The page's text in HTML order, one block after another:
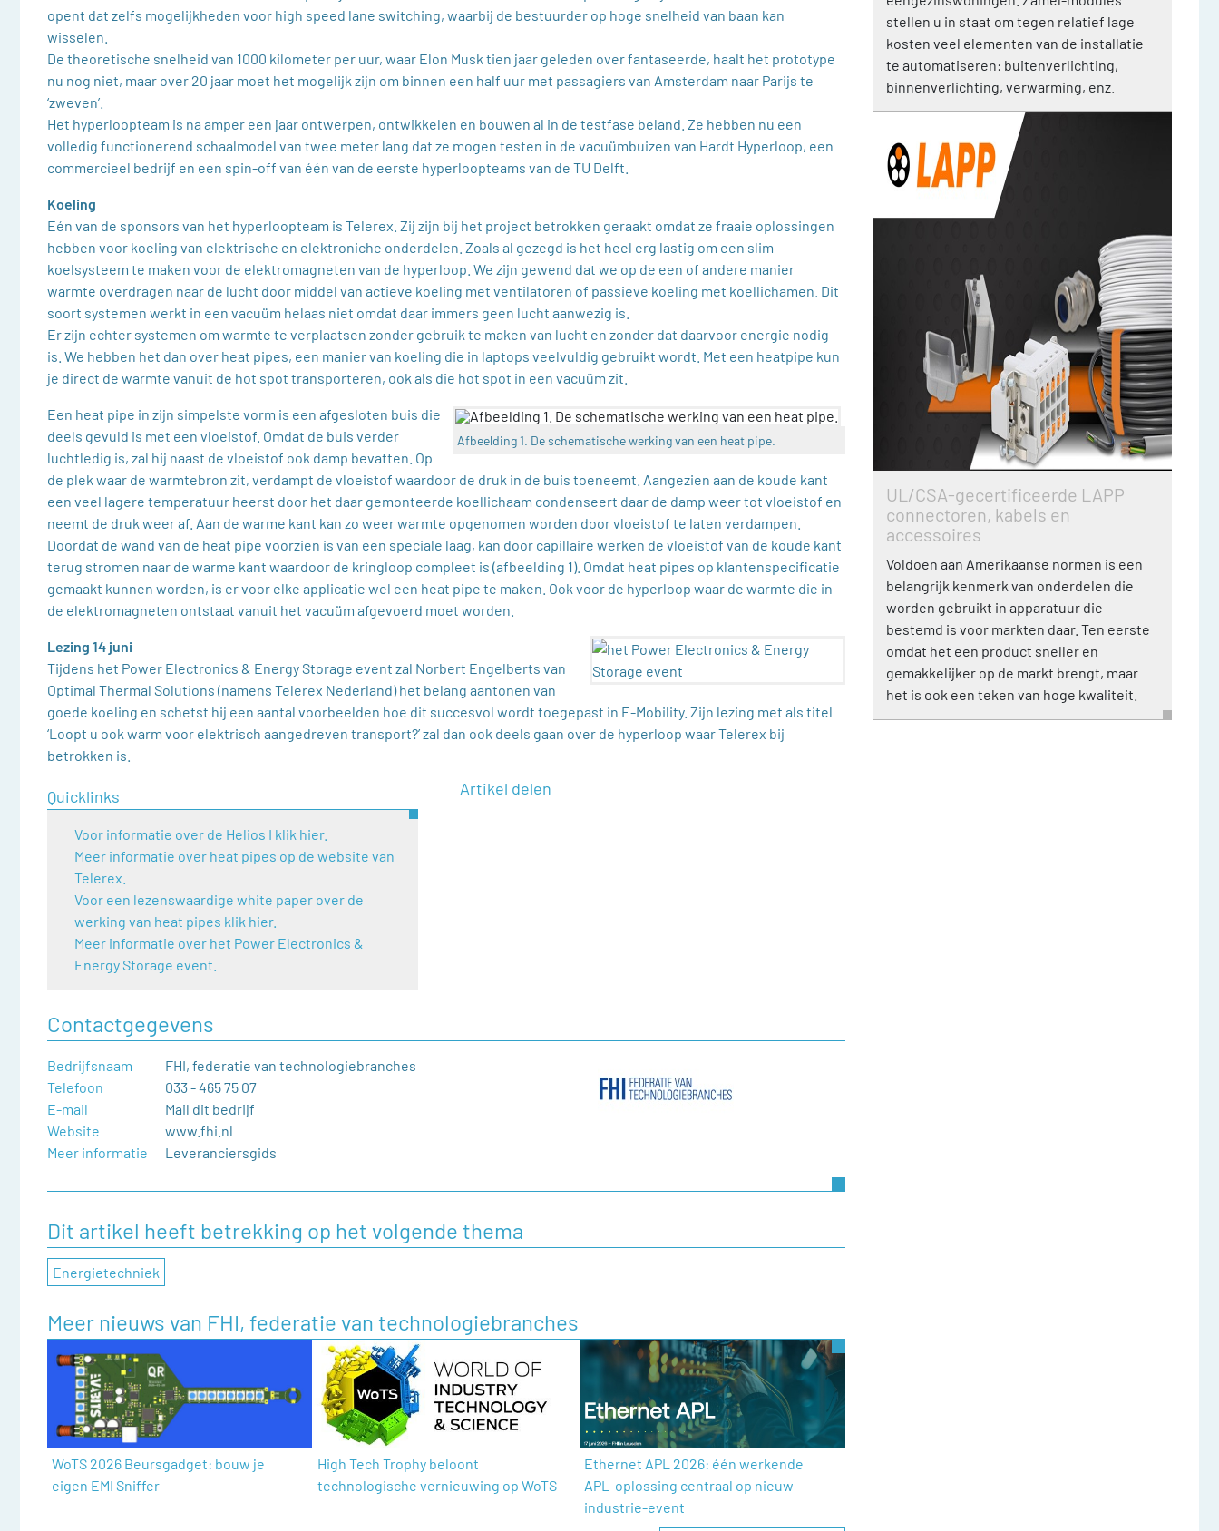
opent dat zelfs mogelijkheden voor high speed lane switching, waarbij de bestuurder op hoge snelheid van baan kan
wisselen.
De theoretische snelheid van 1000 kilometer per uur, waar Elon Musk tien jaar geleden over fantaseerde, haalt het prototype
nu nog niet, maar over 20 jaar moet het mogelijk zijn om binnen een half uur met passagiers van Amsterdam naar Parijs te
‘zweven’.
Het hyperloopteam is na amper een jaar ontwerpen, ontwikkelen en bouwen al in de testfase beland. Ze hebben nu een
volledig functionerend schaalmodel van twee meter lang dat ze mogen testen in de vacuümbuizen van Hardt Hyperloop, een
commercieel bedrijf en een spin-off van één van de eerste hyperloopteams van de TU Delft.
Koeling
Eén van de sponsors van het hyperloopteam is Telerex. Zij zijn bij het project betrokken geraakt omdat ze fraaie oplossingen
hebben voor koeling van elektrische en elektroniche onderdelen. Zoals al gezegd is het heel erg lastig om een slim
koelsysteem te maken voor de elektromagneten van de hyperloop. We zijn gewend dat we op de een of andere manier
warmte overdragen naar de lucht door middel van actieve koeling met ventilatoren of passieve koeling met koellichamen. Dit
soort systemen werkt in een vacuüm helaas niet omdat daar immers geen lucht aanwezig is.
Er zijn echter systemen om warmte te verplaatsen zonder gebruik te maken van lucht en zonder dat daarvoor energie nodig
is. We hebben het dan over heat pipes, een manier van koeling die in laptops veelvuldig gebruikt wordt. Met een heatpipe kun
je direct de warmte vanuit de hot spot transporteren, ook als die hot spot in een vacuüm zit.
Afbeelding 1. De schematische werking van een heat pipe.
Een heat pipe in zijn simpelste vorm is een afgesloten buis die
deels gevuld is met een vloeistof. Omdat de buis verder
luchtledig is, zal hij naast de vloeistof ook damp bevatten. Op
de plek waar de warmtebron zit, verdampt de vloeistof waardoor de druk in de buis toeneemt. Aangezien aan de koude kant
een veel lagere temperatuur heerst door het daar gemonteerde koellichaam condenseert daar de damp weer tot vloeistof en
neemt de druk weer af. Aan de warme kant kan zo weer warmte opgenomen worden door vloeistof te laten verdampen.
Doordat de wand van de heat pipe voorzien is van een speciale laag, kan door capillaire werken de vloeistof van de koude kant
terug stromen naar de warme kant waardoor de kringloop compleet is (afbeelding 1). Omdat heat pipes op klantenspecificatie
gemaakt kunnen worden, is er voor elke applicatie wel een heat pipe te maken. Ook voor de hyperloop waar de warmte die in
de elektromagneten ontstaat vanuit het vacuüm afgevoerd moet worden.
Lezing 14 juni
Tijdens het Power Electronics & Energy Storage event zal Norbert Engelberts van
Optimal Thermal Solutions (namens Telerex Nederland) het belang aantonen van
goede koeling en schetst hij een aantal voorbeelden hoe dit succesvol wordt toegepast in E-Mobility. Zijn lezing met als titel
‘Loopt u ook warm voor elektrisch aangedreven transport?’ zal dan ook deels gaan over de hyperloop waar Telerex bij
betrokken is.
Quicklinks
Voor informatie over de Helios I klik hier.
Meer informatie over heat pipes op de website van
Telerex.
Voor een lezenswaardige white paper over de
werking van heat pipes klik hier.
Meer informatie over het Power Electronics &
Energy Storage event.
Artikel delen
Contactgegevens
Bedrijfsnaam
FHI, federatie van technologiebranches
Telefoon
033 - 465 75 07
E-mail
Mail dit bedrijf
Website
www.fhi.nl
Meer informatie
Leveranciersgids
Dit artikel heeft betrekking op het volgende thema
Energietechniek
Meer nieuws van FHI, federatie van technologiebranches
WoTS 2026 Beursgadget: bouw je
eigen EMI Sniffer
High Tech Trophy beloont
technologische vernieuwing op WoTS
Ethernet APL 2026: één werkende
APL-oplossing centraal op nieuw
industrie-event
stellen u in staat om tegen relatief lage
kosten veel elementen van de installatie
te automatiseren: buitenverlichting,
binnenverlichting, verwarming, enz.
UL/CSA-gecertificeerde LAPP
connectoren, kabels en
accessoires
Voldoen aan Amerikaanse normen is een
belangrijk kenmerk van onderdelen die
worden gebruikt in apparatuur die
bestemd is voor markten daar. Ten eerste
omdat het een product sneller en
gemakkelijker op de markt brengt, maar
het is ook een teken van hoge kwaliteit.